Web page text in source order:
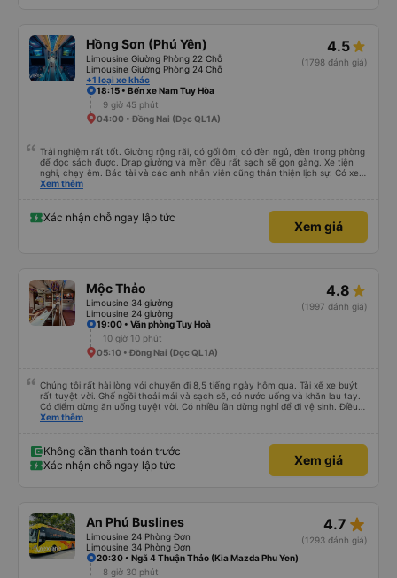
Hồng Sơn (Phú Yên)
Limousine Giường Phòng 22 Chỗ
Limousine Giường Phòng 24 Chỗ
+1 loại xe khác
4.5
(1798 đánh giá)
18:15 • Bến xe Nam Tuy Hòa
9 giờ 45 phút
04:00 • Đồng Nai (Dọc QL1A)
Trải nghiệm rất tốt. Giường rộng rãi, có gối ôm, có đèn ngủ, đèn trong phòng
để đọc sách được. Drap giường và mền đều rất sạch sẽ gọn gàng. Xe tiện
nghi, chạy êm. Bác tài và các anh nhân viên cũng thân thiện lịch sự. Có xe
trung chuyển về nội thành thành phố tuy hoà rất tiện. Giá vé hợp lý. Nói
Xem thêm
Xác nhận chỗ ngay lập tức
Xem giá
Mộc Thảo
Limousine 34 giường
Limousine 24 giường
4.8
(1997 đánh giá)
19:00 • Văn phòng Tuy Hoà
10 giờ 10 phút
05:10 • Đồng Nai (Dọc QL1A)
Chúng tôi rất hài lòng với chuyến đi 8,5 tiếng ngày hôm qua. Tài xế xe buýt
rất tuyệt vời. Ghế ngồi thoải mái và sạch sẽ, có nước uống và khăn lau tay.
Có điểm dừng ăn uống tuyệt vời. Có nhiều lần dừng nghỉ để đi vệ sinh. Điều
duy nhất tôi muốn đề xuất để cải thiện là cho phép thanh toán bằng thẻ
Xem thêm
Không cần thanh toán trước
Xác nhận chỗ ngay lập tức
Xem giá
An Phú Buslines
Limousine 24 Phòng Đơn
Limousine 34 Phòng Đơn
4.7 star_rate
(1293 đánh giá)
20:30 • Ngã 4 Thuận Thảo (Kia Mazda Phu Yen)
8 giờ 30 phút